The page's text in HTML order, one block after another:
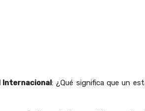
Internacional: ¿Qué significa que un